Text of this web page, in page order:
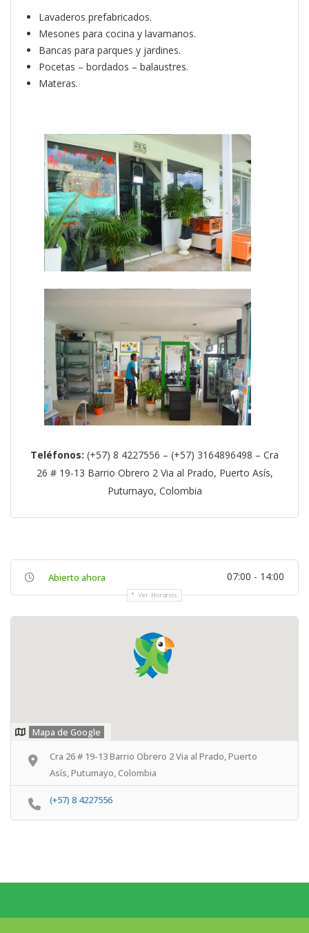
Lavaderos prefabricados.
Mesones para cocina y lavamanos.
Bancas para parques y jardines.
Pocetas – bordados – balaustres.
Materas.
Teléfonos: (+57) 8 4227556 – (+57) 3164896498 – Cra
26 # 19-13 Barrio Obrero 2 Via al Prado, Puerto Asís,
Putumayo, Colombia
Abierto ahora 07:00 - 14:00
Ver Horarios
Mapa de Google
Cra 26 # 19-13 Barrio Obrero 2 Via al Prado, Puerto
Asís, Putumayo, Colombia
(+57) 8 4227556